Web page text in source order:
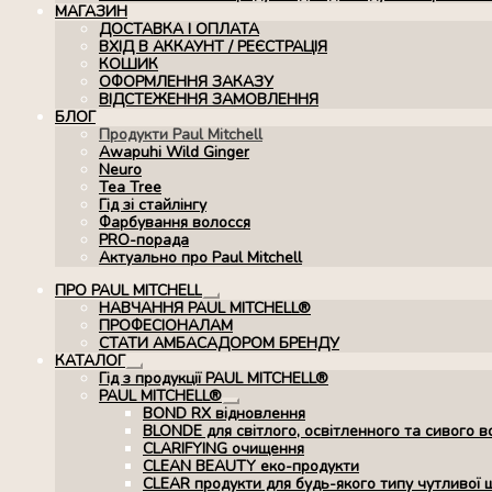
МАГАЗИН
ДОСТАВКА І ОПЛАТА
ВХІД В АККАУНТ / РЕЄСТРАЦІЯ
КОШИК
ОФОРМЛЕННЯ ЗАКАЗУ
ВІДСТЕЖЕННЯ ЗАМОВЛЕННЯ
БЛОГ
Продукти Paul Mitchell
Awapuhi Wild Ginger
Neuro
Tea Tree
Гід зі стайлінгу
Фарбування волосся
PRO-порада
Актуально про Paul Mitchell
ПРО PAUL MITCHELL
Розгорнуте
вкладене
меню
НАВЧАННЯ PAUL MITCHELL®
ПРОФЕСІОНАЛАМ
СТАТИ АМБАСАДОРОМ БРЕНДУ
КАТАЛОГ
Розгорнуте
вкладене
меню
Гід з продукції PAUL MITCHELL®
PAUL MITCHELL®
Розгорнуте
вкладене
меню
BOND RX вiдновлення
BLONDE для світлого, освітленного та сивого
CLARIFYING очищення
CLEAN BEAUTY еко-продукти
CLEAR продукти для будь-якого типу чутливої